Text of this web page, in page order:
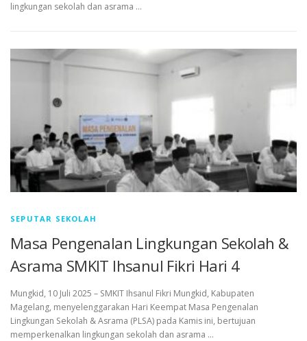
lingkungan sekolah dan asrama …
SEPUTAR SEKOLAH
Masa Pengenalan Lingkungan Sekolah &
Asrama SMKIT Ihsanul Fikri Hari 4
Mungkid, 10 Juli 2025 – SMKIT Ihsanul Fikri Mungkid, Kabupaten
Magelang, menyelenggarakan Hari Keempat Masa Pengenalan
Lingkungan Sekolah & Asrama (PLSA) pada Kamis ini, bertujuan
memperkenalkan lingkungan sekolah dan asrama …